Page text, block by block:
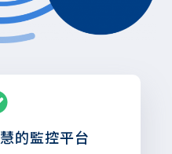
的監控平台